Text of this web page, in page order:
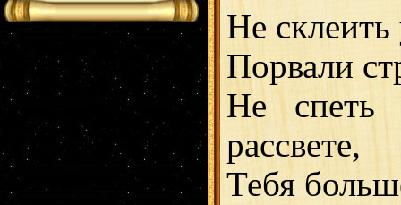
Не
Порвали
Не спеть
рассвете,
Тебя